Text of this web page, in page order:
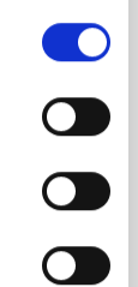
Läm­
laa­jem­